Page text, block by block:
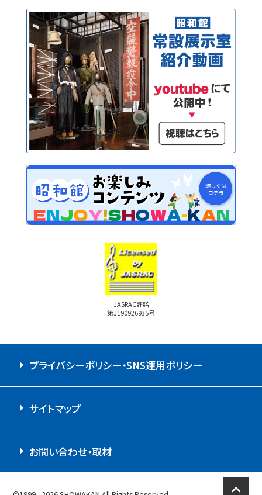
JASRAC許諾
第J190926935号
プライバシーポリシー・SNS運用ポリシー
サイトマップ
お問い合わせ・取材
expand_less